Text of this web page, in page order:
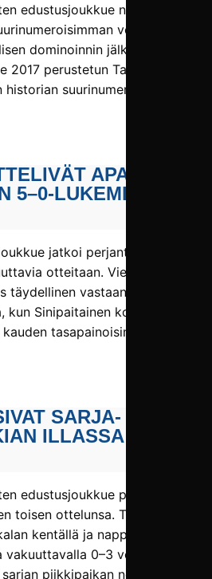
edustusjoukkue nappasi
voiton. PP-70
dominoinnin jälkeen lukemin
2017 perustetun Tampere
suurinumeroisin
APASSIT
5–0-LUKEMIN
jatkoi perjantai-illan
otteitaan. Vierasjoukkue
täydellinen vastaantulija
kun Sinipaitainen kotijoukkue
tasapainoisimman
SARJA­
ILLASSA
edustusjoukkue pelasi
toisen ottelunsa. TamU esiintyi
kentällä ja nappasi
0–3 voitolla.
piikkipaikan nokialaisilta.